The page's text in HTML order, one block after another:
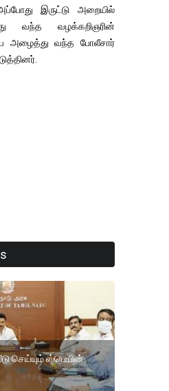
இருட்டு அறையில்
வந்த வழக்கறிஞரின்
அழைத்து வந்த போலீசார்
செய்யும் ஸ்பெயின்